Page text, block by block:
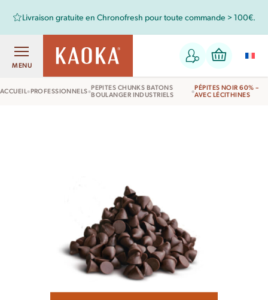
Livraison gratuite en Chronofresh pour toute commande > 100€.
MENU
ACCUEIL•PROFESSIONNELS•PEPITES CHUNKS BATONS
BOULANGER INDUSTRIELS
•PÉPITES NOIR 60% –
AVEC LÉCITHINES